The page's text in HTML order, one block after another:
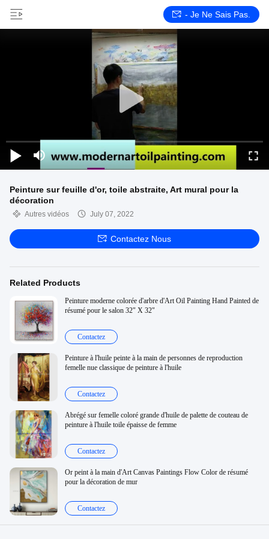
- Je Ne Sais Pas.
Peinture sur feuille d'or, toile abstraite, Art mural pour la
décoration
Autres vidéos July 07, 2022
Contactez Nous
Related Products
Peinture moderne colorée d'arbre d'Art Oil Painting Hand Painted de
résumé pour le salon 32" X 32"
Contactez
Peinture à l'huile peinte à la main de personnes de reproduction
femelle nue classique de peinture à l'huile
Contactez
Abrégé sur femelle coloré grande d'huile de palette de couteau de
peinture à l'huile toile épaisse de femme
Contactez
Or peint à la main d'Art Canvas Paintings Flow Color de résumé
pour la décoration de mur
Contactez